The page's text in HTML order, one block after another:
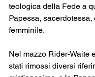
teologica della Fede a
Papessa, sacerdotessa,
femminile.
Nel mazzo Rider-Waite
stati rimossi diversi